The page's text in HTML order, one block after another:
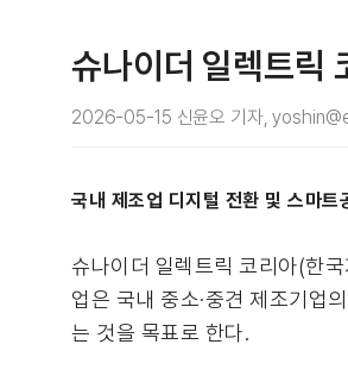
슈나이더 일렉트릭
2026-05-15 신윤오 기자,
국내 제조업 디지털 전환 및 스마
슈나이더 일렉트릭 코리아(한
업은 국내 중소·중견 제조기업
는 것을 목표로 한다.